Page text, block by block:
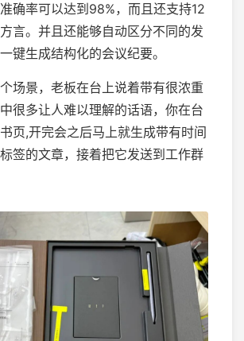
确率可以达到98%，而且还支持12
言。并且还能够自动区分不同的发
键生成结构化的会议纪要。
场景，老板在台上说着带有很浓重
很多让人难以理解的话语，你在台
页,开完会之后马上就生成带有时间
签的文章，接着把它发送到工作群